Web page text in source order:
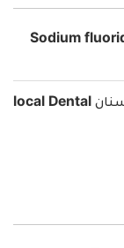
البنج الموضعي للأسنان local Dental